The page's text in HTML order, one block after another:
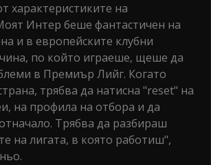
характеристиките на
Интер беше фантастичен на
и в европейските клубни
по който играеше, щеше да
в Премиър Лийг. Когато
трябва да натисна "reset" на
на профила на отбора и да
Трябва да разбираш
на лигата, в която работиш",